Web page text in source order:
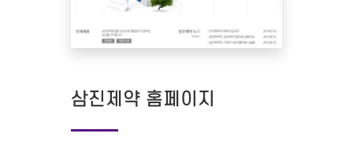
삼진제약 홈페이지